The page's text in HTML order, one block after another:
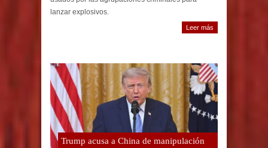
lanzar explosivos.
Leer más
Trump acusa a China de manipulación